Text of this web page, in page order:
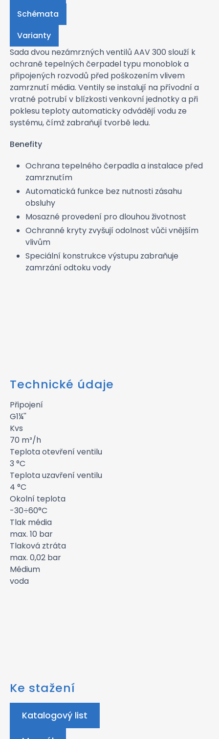
Schémata
Varianty
Sada dvou nezámrzných ventilů AAV 300 slouží k
ochraně tepelných čerpadel typu monoblok a
připojených rozvodů před poškozením vlivem
zamrznutí média. Ventily se instalují na přívodní a
vratné potrubí v blízkosti venkovní jednotky a při
poklesu teploty automaticky odvádějí vodu ze
systému, čímž zabraňují tvorbě ledu.
Benefity
Ochrana tepelného čerpadla a instalace před
zamrznutím
Automatická funkce bez nutnosti zásahu
obsluhy
Mosazné provedení pro dlouhou životnost
Ochranné kryty zvyšují odolnost vůči vnějším
vlivům
Speciální konstrukce výstupu zabraňuje
zamrzání odtoku vody
Technické údaje
Připojení
G1¼''
Kvs
70 m³/h
Teplota otevření ventilu
3 °C
Teplota uzavření ventilu
4 °C
Okolní teplota
-30÷60°C
Tlak média
max. 10 bar
Tlaková ztráta
max. 0,02 bar
Médium
voda
Ke stažení
Katalogový list